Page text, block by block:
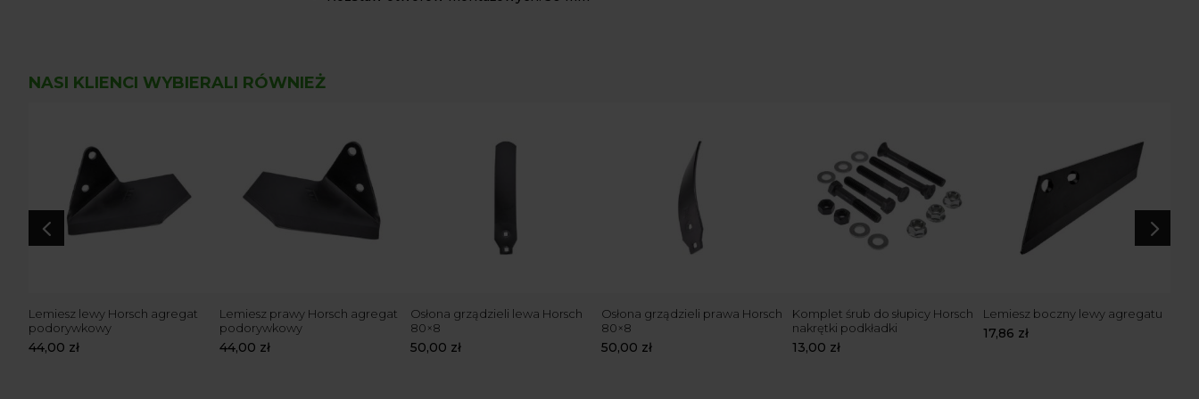
NASI KLIENCI WYBIERALI RÓWNIEŻ
4
Lemiesz lewy Horsch agregat
podorywkowy
44,00 zł
Lemiesz prawy Horsch agregat
podorywkowy
44,00 zł
Osłona grządzieli lewa Horsch
80×8
50,00 zł
Osłona grządzieli prawa Horsch
80×8
50,00 zł
Komplet śrub do słupicy Horsch
nakrętki podkładki
13,00 zł
Lemiesz boczny lewy agregatu
17,86 zł
5